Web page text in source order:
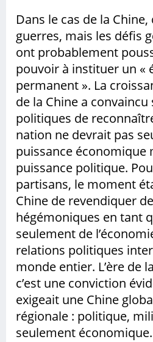
Dans le cas de la
guerres, mais les défis
ont probablement
pouvoir à instituer un «
permanent ». La
de la Chine a
politiques de
nation ne devrait pas
puissance économique
puissance politique.
partisans, le moment
Chine de revendiquer
hégémoniques en tant
seulement de
relations politiques
monde entier. L’ère de
c’est une conviction
exigeait une Chine
régionale : politique,
seulement économique.